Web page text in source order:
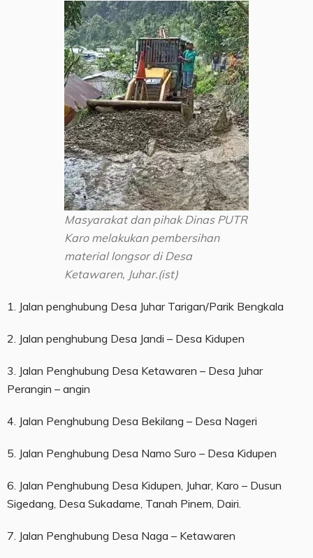
Masyarakat dan pihak Dinas PUTR
Karo melakukan pembersihan
material longsor di Desa
Ketawaren, Juhar.(ist)
1. Jalan penghubung Desa Juhar Tarigan/Parik Bengkala
2. Jalan penghubung Desa Jandi – Desa Kidupen
3. Jalan Penghubung Desa Ketawaren – Desa Juhar
Perangin – angin
4. Jalan Penghubung Desa Bekilang – Desa Nageri
5. Jalan Penghubung Desa Namo Suro – Desa Kidupen
6. Jalan Penghubung Desa Kidupen, Juhar, Karo – Dusun
Sigedang, Desa Sukadame, Tanah Pinem, Dairi.
7. Jalan Penghubung Desa Naga – Ketawaren